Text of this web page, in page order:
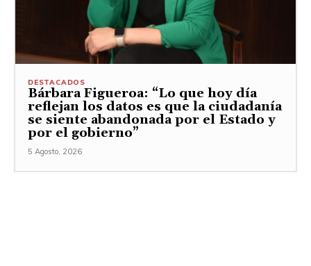
DESTACADOS
Bárbara Figueroa: “Lo que hoy día
reflejan los datos es que la ciudadanía
se siente abandonada por el Estado y
por el gobierno”
5 Agosto, 2026